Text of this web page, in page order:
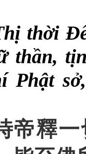
thời
thần,
Phật
帝釋